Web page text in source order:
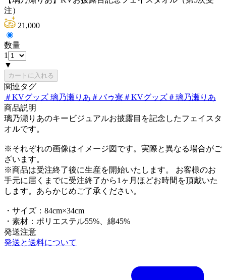
注）
21,000
数量
1
▼
カートに入れる
関連タグ
＃KVグッズ 璃乃瀬りあ ＃バゥ寮 ＃KVグッズ＃璃乃瀬りあ
商品説明
璃乃瀬りあのキービジュアルお披露目を記念したフェイスタ
オルです。
※それぞれの画像はイメージ図です。実際と異なる場合がご
ざいます。
※商品は受注終了後に生産を開始いたします。 お客様のお
手元に届くまでに受注終了から1ヶ月ほどお時間を頂戴いた
します。あらかじめご了承ください。
・サイズ：84cm×34cm
・素材：ポリエステル55%、綿45%
発送注意
発送と送料について